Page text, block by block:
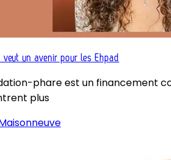
veut un avenir pour les Ehpad
phare est un financement
plus